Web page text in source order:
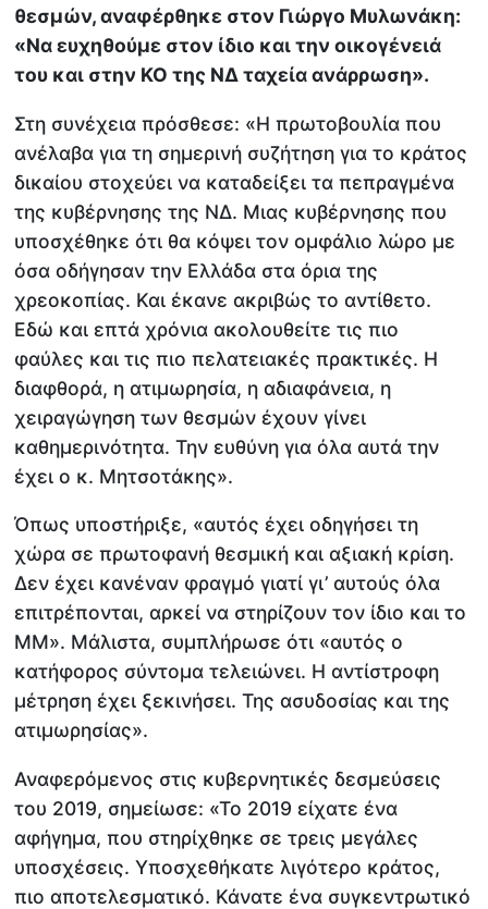
θεσμών, αναφέρθηκε στον Γιώργο Μυλωνάκη:
«Να ευχηθούμε στον ίδιο και την οικογένειά
του και στην ΚΟ της ΝΔ ταχεία ανάρρωση».
Στη συνέχεια πρόσθεσε: «Η πρωτοβουλία που
ανέλαβα για τη σημερινή συζήτηση για το κράτος
δικαίου στοχεύει να καταδείξει τα πεπραγμένα
της κυβέρνησης της ΝΔ. Μιας κυβέρνησης που
υποσχέθηκε ότι θα κόψει τον ομφάλιο λώρο με
όσα οδήγησαν την Ελλάδα στα όρια της
χρεοκοπίας. Και έκανε ακριβώς το αντίθετο.
Εδώ και επτά χρόνια ακολουθείτε τις πιο
φαύλες και τις πιο πελατειακές πρακτικές. Η
διαφθορά, η ατιμωρησία, η αδιαφάνεια, η
χειραγώγηση των θεσμών έχουν γίνει
καθημερινότητα. Την ευθύνη για όλα αυτά την
έχει ο κ. Μητσοτάκης».
Όπως υποστήριξε, «αυτός έχει οδηγήσει τη
χώρα σε πρωτοφανή θεσμική και αξιακή κρίση.
Δεν έχει κανέναν φραγμό γιατί γι’ αυτούς όλα
επιτρέπονται, αρκεί να στηρίζουν τον ίδιο και το
ΜΜ». Μάλιστα, συμπλήρωσε ότι «αυτός ο
κατήφορος σύντομα τελειώνει. Η αντίστροφη
μέτρηση έχει ξεκινήσει. Της ασυδοσίας και της
ατιμωρησίας».
Αναφερόμενος στις κυβερνητικές δεσμεύσεις
του 2019, σημείωσε: «Το 2019 είχατε ένα
αφήγημα, που στηρίχθηκε σε τρεις μεγάλες
υποσχέσεις. Υποσχεθήκατε λιγότερο κράτος,
πιο αποτελεσματικό. Κάνατε ένα συγκεντρωτικό